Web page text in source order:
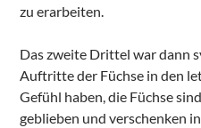
zu erarbeiten.
Das zweite Drittel war dann
Auftritte der Füchse in den
Gefühl haben, die Füchse
geblieben und verschenken